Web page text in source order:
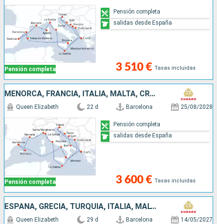
Pensión completa 3 510 € Tasas incluidas
Pensión completa
salidas desde España
MENORCA, FRANCIA, ITALIA, MALTA, CROACIA, GRECIA, ESPAÑA
Pensión completa
Queen Elizabeth 22 d Barcelona 25/08/2028
3 600 € Tasas incluidas
Pensión completa
salidas desde España
ESPAÑA, GRECIA, TURQUÍA, ITALIA, MALTA, MONTENEGRO, CROACIA, MENORCA
Queen Elizabeth 29 d Barcelona 14/05/2027